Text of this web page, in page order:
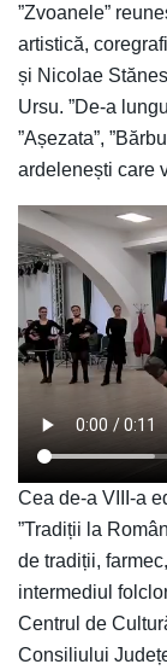
”Zvoanele”
artistică,
și Nicolae
Ursu. ”De-a
”Așezata”,
ardelenești care
Cea de-a VIII-a
”Tradiții la
de tradiții,
intermediul
Centrul de
Consiliului